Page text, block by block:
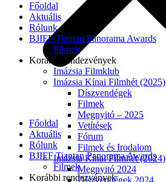
Főoldal
Aktuális
Rólunk
BJIFF Tiantan Panorama Awards
Filmek
Korábbi rendezvények
Főoldal
Aktuális
Rólunk
BJIFF Tiantan Panorama Awards
Filmek
Korábbi rendezvények
Imázsia Filmklub
Imázsia Kínai Filmhét (2025)
Díszvendégek
Filmek
Megnyitó – 2025
Vetítések
Fórum
Filmek és Irodalom
Imázsia Kínai Filmhét (2024)
Megnyitó 2024
Díszvendégek 2024